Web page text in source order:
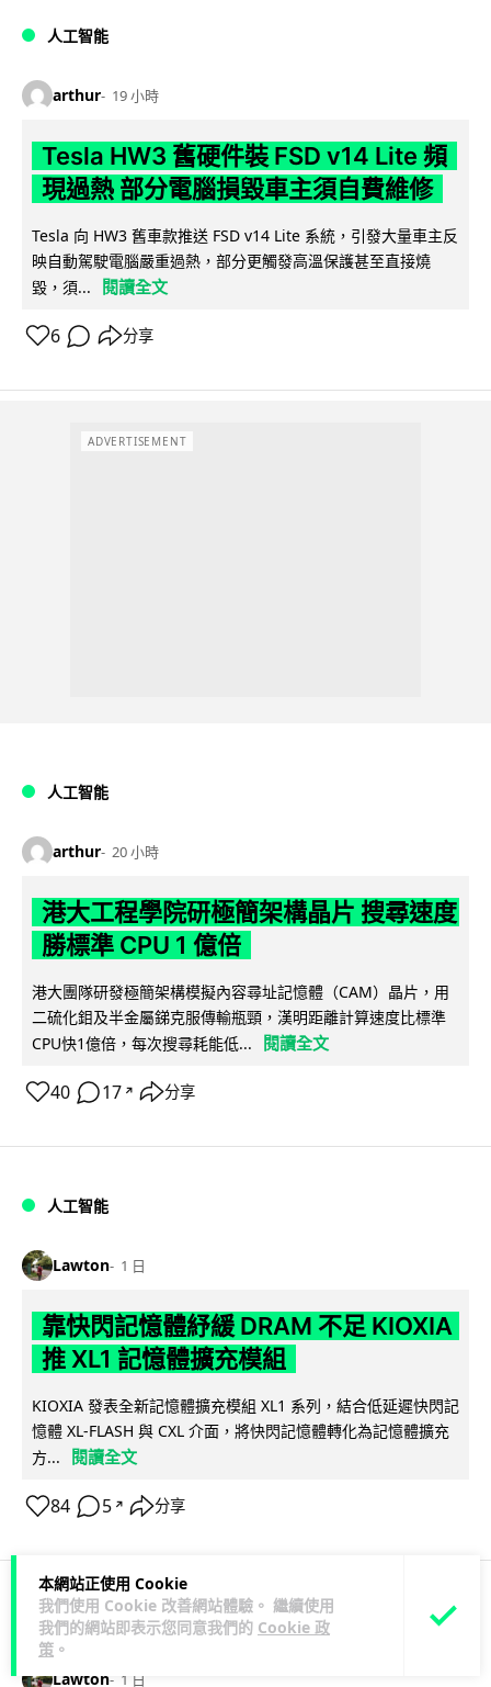
本網站正使用 Cookie
我們使用 Cookie 改善網站體驗。 繼續使用
我們的網站即表示您同意我們的 Cookie 政
策 。
人工智能
arthur 19 小時
Tesla HW3 舊硬件裝 FSD v14 Lite 頻
現過熱 部分電腦損毀車主須自費維修
Tesla 向 HW3 舊車款推送 FSD v14 Lite 系統，引發大量車主反
映自動駕駛電腦嚴重過熱，部分更觸發高溫保護甚至直接燒
毀，須...
閱讀全文
6 分享
ADVERTISEMENT
人工智能
arthur 20 小時
港大工程學院研極簡架構晶片 搜尋速度
勝標準 CPU 1 億倍
港大團隊研發極簡架構模擬內容尋址記憶體（CAM）晶片，用
二硫化鉬及半金屬銻克服傳輸瓶頸，漢明距離計算速度比標準
CPU快1億倍，每次搜尋耗能低...
閱讀全文
40 17 ↗ 分享
人工智能
Lawton 1 日
靠快閃記憶體紓緩 DRAM 不足 KIOXIA
推 XL1 記憶體擴充模組
KIOXIA 發表全新記憶體擴充模組 XL1 系列，結合低延遲快閃記
憶體 XL-FLASH 與 CXL 介面，將快閃記憶體轉化為記憶體擴充
方...
閱讀全文
84 5 ↗ 分享
商業科技 資訊保安
Lawton 1 日